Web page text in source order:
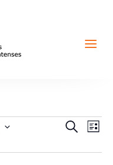
a
Events
and
Search
List